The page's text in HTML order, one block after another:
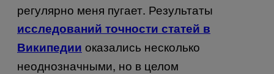
регулярно меня пугает. Результаты
исследований точности статей в
Википедии оказались несколько
неоднозначными, но в целом